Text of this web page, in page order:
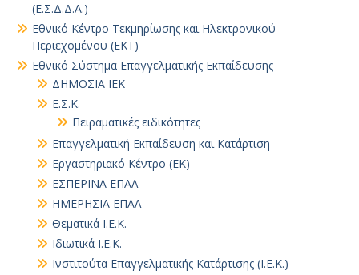
(Ε.Σ.Δ.Δ.Α.)
Εθνικό Κέντρο Τεκμηρίωσης και Ηλεκτρονικού
Περιεχομένου (ΕΚΤ)
Εθνικό Σύστημα Επαγγελματικής Εκπαίδευσης
ΔΗΜΟΣΙΑ ΙΕΚ
Ε.Σ.Κ.
Πειραματικές ειδικότητες
Επαγγελματική Εκπαίδευση και Κατάρτιση
Εργαστηριακό Κέντρο (ΕΚ)
ΕΣΠΕΡΙΝΑ ΕΠΑΛ
ΗΜΕΡΗΣΙΑ ΕΠΑΛ
Θεματικά Ι.Ε.Κ.
Ιδιωτικά Ι.Ε.Κ.
Ινστιτούτα Επαγγελματικής Κατάρτισης (Ι.Ε.Κ.)